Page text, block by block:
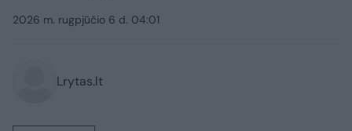
2026 m. rugpjūčio 6 d. 04:01
Lrytas.lt